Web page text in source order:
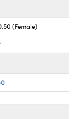
(Female)